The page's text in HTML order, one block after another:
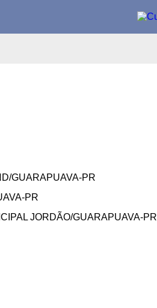
GUARAPUAVA-PR
PR
JORDÃO/GUARAPUAVA-PR